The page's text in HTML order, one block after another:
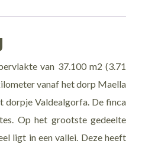
van 37.100 m2 (3.71
vanaf het dorp Maella
dorpje Valdealgorfa. De finca
Op het grootste gedeelte
ligt in een vallei. Deze heeft